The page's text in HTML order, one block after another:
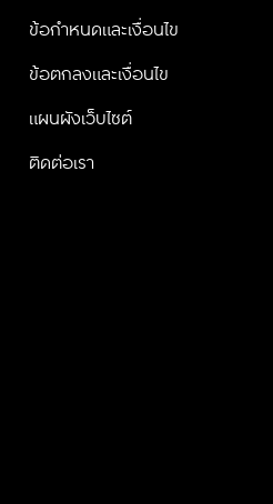
ข้อกำหนดและเงื่อนไข
ข้อตกลงและเงื่อนไข
แผนผังเว็บไซต์
ติดต่อเรา